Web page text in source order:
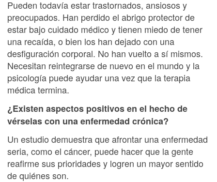
Pueden todavía estar trastornados, ansiosos y
preocupados. Han perdido el abrigo protector de
estar bajo cuidado médico y tienen miedo de tener
una recaída, o bien los han dejado con una
desfiguración corporal. No han vuelto a sí mismos.
Necesitan reintegrarse de nuevo en el mundo y la
psicología puede ayudar una vez que la terapia
médica termina.
¿Existen aspectos positivos en el hecho de
vérselas con una enfermedad crónica?
Un estudio demuestra que afrontar una enfermedad
seria, como el cáncer, puede hacer que la gente
reafirme sus prioridades y logren un mayor sentido
de quiénes son.